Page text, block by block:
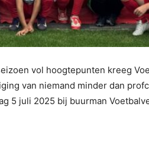
vol hoogtepunten kreeg
van niemand minder dan
5 juli 2025 bij buurman